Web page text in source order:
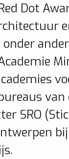
Dot
van
SRO